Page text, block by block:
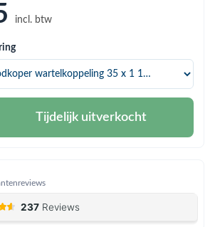
& ketels)
onderdelen)
incl. btw
Tijdelijk uitverkocht